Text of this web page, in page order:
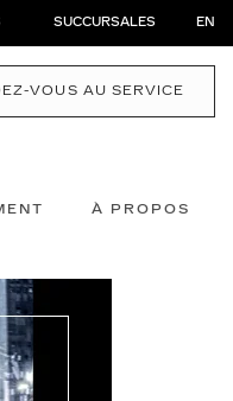
SUCCURSALES EN
VOUS AU SERVICE
À PROPOS